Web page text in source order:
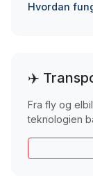
Hvordan
✈️
Fra fly og
teknologien